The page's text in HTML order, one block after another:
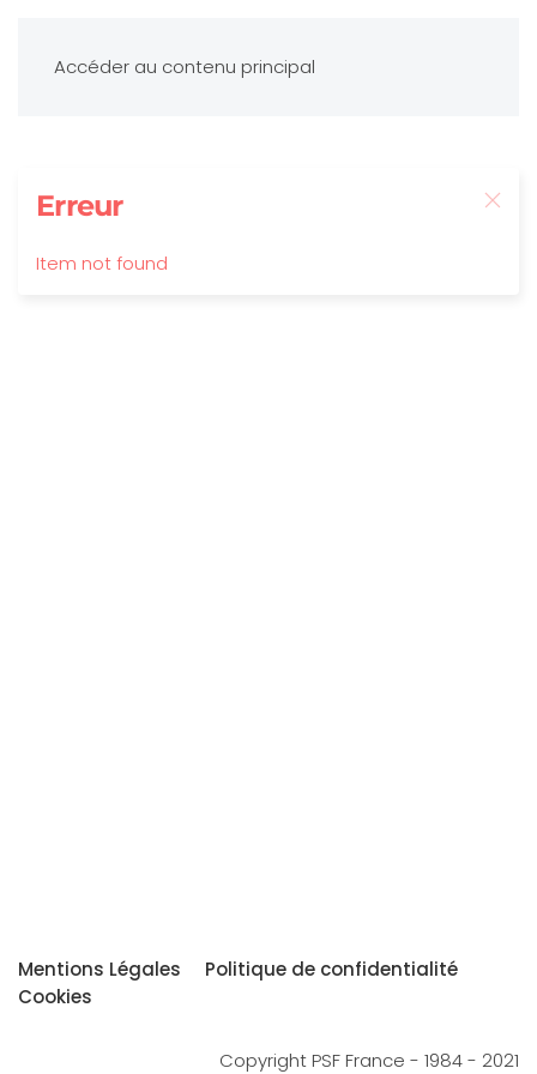
Accéder au contenu principal
Erreur
Item not found
Mentions Légales
Politique de confidentialité
Cookies
Copyright PSF France - 1984 - 2021